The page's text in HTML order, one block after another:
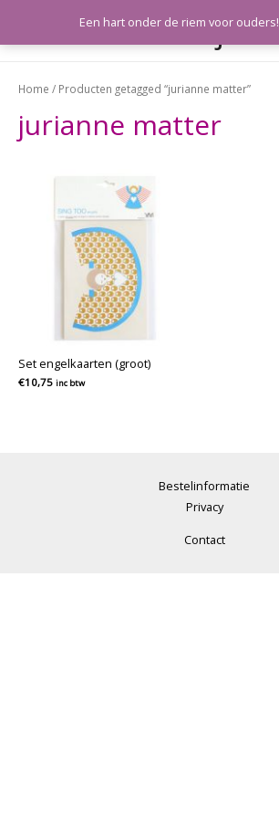
Een hart onder de riem voor ouders!
Meeleefkaartjes
Home / Producten getagged “jurianne matter”
jurianne matter
Set engelkaarten (groot)
€10,75 inc btw
Bestelinformatie
Privacy
Contact